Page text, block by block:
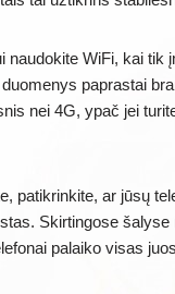
naudokite WiFi, kai tik
paprastai
nei 4G, ypač jei
patikrinkite, ar jūsų
Skirtingose šalyse
palaiko visas